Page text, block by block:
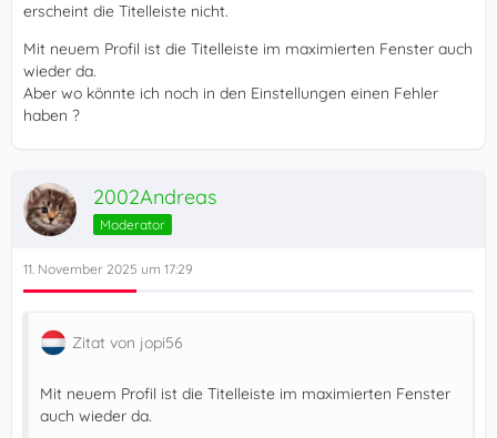
erscheint die Titelleiste nicht.
Mit neuem Profil ist die Titelleiste im maximierten Fenster auch
wieder da.
Aber wo könnte ich noch in den Einstellungen einen Fehler
haben ?
2002Andreas
Moderator
11. November 2025 um 17:29
Zitat von jopi56
Mit neuem Profil ist die Titelleiste im maximierten Fenster
auch wieder da.